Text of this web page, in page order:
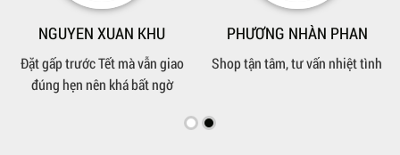
NGUYEN XUAN KHU
Đặt gấp trước Tết mà vẫn giao
đúng hẹn nên khá bất ngờ
PHƯƠNG NHÀN PHAN
Shop tận tâm, tư vấn nhiệt tình